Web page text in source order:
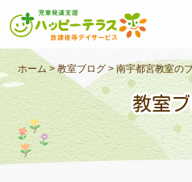
私たちについて
未就学のお子さま（
小学生〜高校生のお
支援事例
ホーム >教室ブログ>南宇都宮教室の
教室